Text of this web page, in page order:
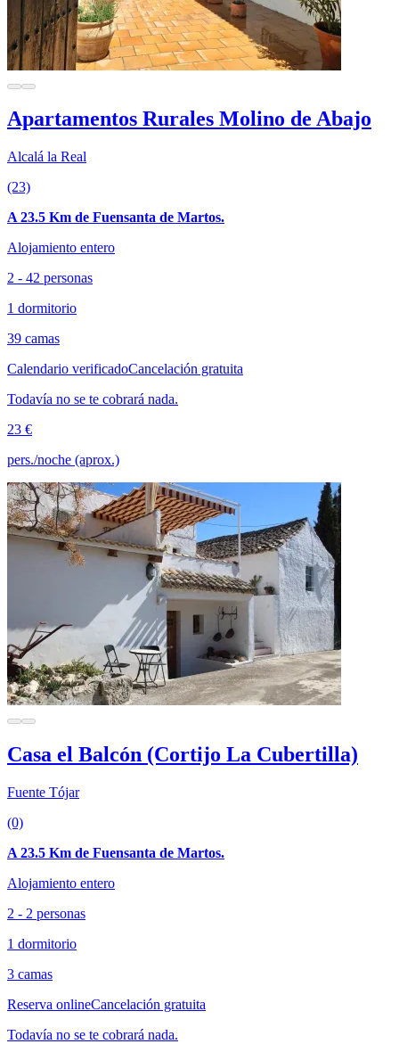
Apartamentos Rurales Molino de Abajo
Alcalá la Real
(23)
A 23.5 Km de Fuensanta de Martos.
Alojamiento entero
2 - 42 personas
1 dormitorio
39 camas
Calendario verificadoCancelación gratuita
Todavía no se te cobrará nada.
23 €
pers./noche (aprox.)
Casa el Balcón (Cortijo La Cubertilla)
Fuente Tójar
(0)
A 23.5 Km de Fuensanta de Martos.
Alojamiento entero
2 - 2 personas
1 dormitorio
3 camas
Reserva onlineCancelación gratuita
Todavía no se te cobrará nada.